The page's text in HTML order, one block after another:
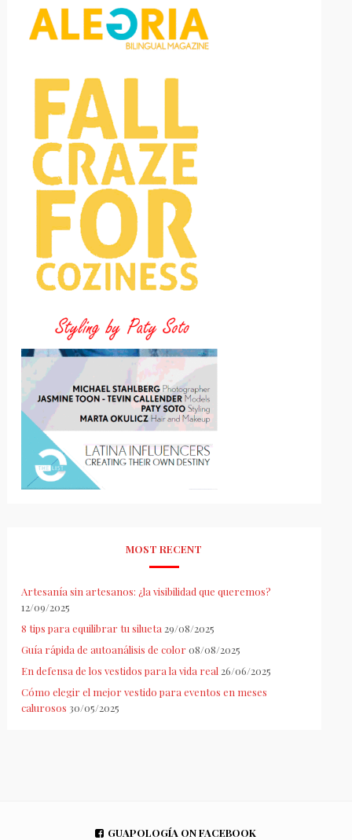
MOST RECENT
Artesanía sin artesanos: ¿la visibilidad que queremos?
12/09/2025
8 tips para equilibrar tu silueta 29/08/2025
Guía rápida de autoanálisis de color 08/08/2025
En defensa de los vestidos para la vida real 26/06/2025
Cómo elegir el mejor vestido para eventos en meses
calurosos 30/05/2025
GUAPOLOGÍA ON FACEBOOK